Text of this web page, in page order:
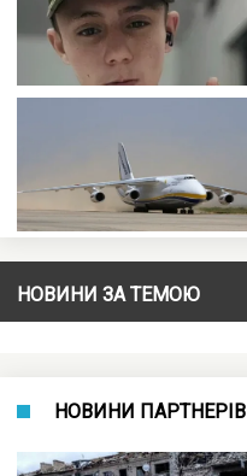
НОВИНИ ЗА ТЕМОЮ
НОВИНИ ПАРТНЕРІВ